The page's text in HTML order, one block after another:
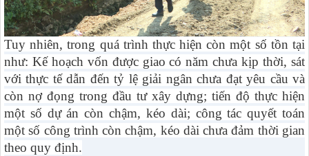
Tuy nhiên, trong quá trình thực hiện còn một số tồn tại
như: Kế hoạch vốn được giao có năm chưa kịp thời, sát
với thực tế dẫn đến tỷ lệ giải ngân chưa đạt yêu cầu và
còn nợ đọng trong đầu tư xây dựng; tiến độ thực hiện
một số dự án còn chậm, kéo dài; công tác quyết toán
một số công trình còn chậm, kéo dài chưa đảm thời gian
theo quy định.